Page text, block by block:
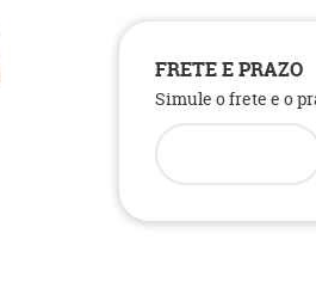
FRETE E PRAZO
Simule o frete e o